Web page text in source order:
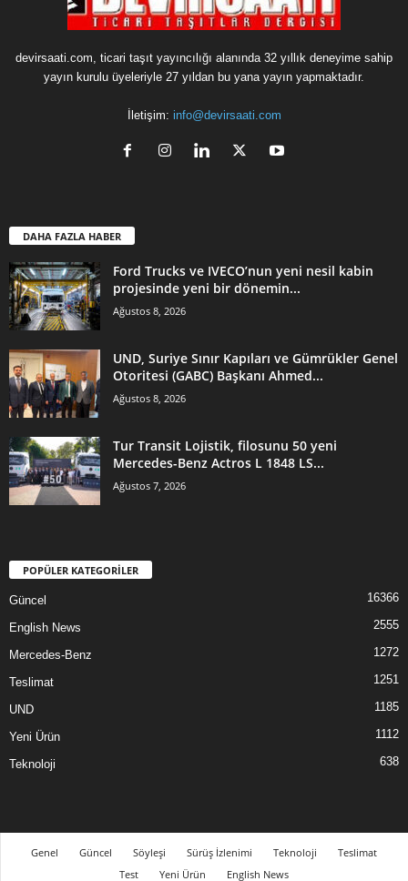
devirsaati.com, ticari taşıt yayıncılığı alanında 32 yıllık deneyime sahip
yayın kurulu üyeleriyle 27 yıldan bu yana yayın yapmaktadır.
İletişim: info@devirsaati.com
DAHA FAZLA HABER
Ford Trucks ve IVECO’nun yeni nesil kabin
projesinde yeni bir dönemin...
Ağustos 8, 2026
UND, Suriye Sınır Kapıları ve Gümrükler Genel
Otoritesi (GABC) Başkanı Ahmed...
Ağustos 8, 2026
Tur Transit Lojistik, filosunu 50 yeni
Mercedes-Benz Actros L 1848 LS...
Ağustos 7, 2026
POPÜLER KATEGORİLER
Güncel 16366
English News 2555
Mercedes-Benz 1272
Teslimat 1251
UND 1185
Yeni Ürün 1112
Teknoloji 638
Genel Güncel Söyleşi Sürüş İzlenimi Teknoloji
Teslimat
Test
Yeni Ürün English News